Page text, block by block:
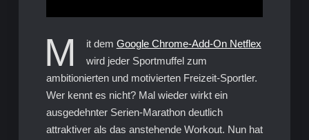
M it dem Google Chrome-Add-On Netflex
wird jeder Sportmuffel zum
ambitionierten und motivierten Freizeit-Sportler.
Wer kennt es nicht? Mal wieder wirkt ein
ausgedehnter Serien-Marathon deutlich
attraktiver als das anstehende Workout. Nun hat